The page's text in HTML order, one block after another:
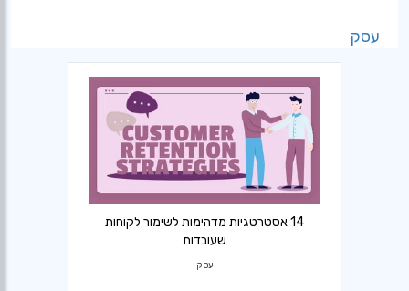
עסק
14 אסטרטגיות מדהימות לשימור לקוחות
שעובדות
עסק